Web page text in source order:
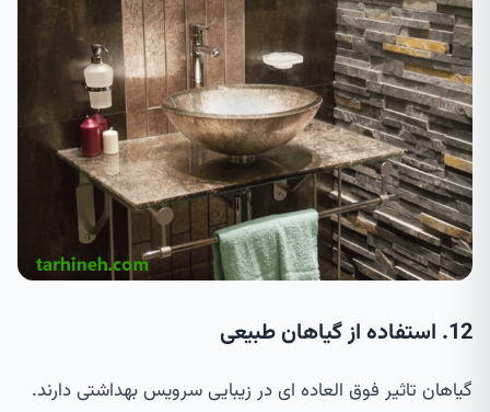
12. استفاده از گیاهان طبیعی
گیاهان تاثیر فوق العاده ای در زیبایی سرویس بهداشتی دارند.